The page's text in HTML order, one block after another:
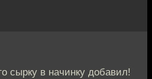
сырку в начинку добавил!